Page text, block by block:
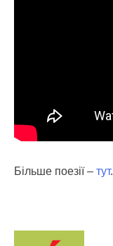
Більше поезії – тут.